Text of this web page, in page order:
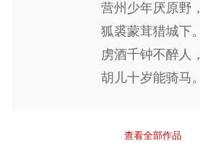
黑山兵气冲。
战酣太白高，
战罢旄头空。
万里不惜死，
画图麒麟阁，
营州少年厌原野，
狐裘蒙茸猎城下。
虏酒千钟不醉人，
胡儿十岁能骑马。
查看全部作品